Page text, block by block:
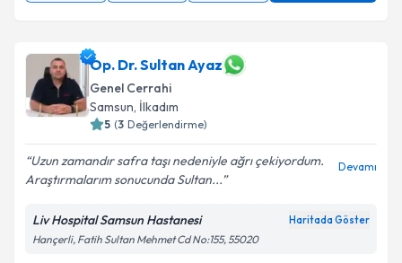
Op. Dr. Sultan Ayaz
Genel Cerrahi
Samsun, İlkadım
5 (3 Değerlendirme)
Uzun zamandır safra taşı nedeniyle ağrı çekiyordum.
Araştırmalarım sonucunda Sultan...
Devamı
Liv Hospital Samsun Hastanesi Haritada Göster
Hançerli, Fatih Sultan Mehmet Cd No:155, 55020